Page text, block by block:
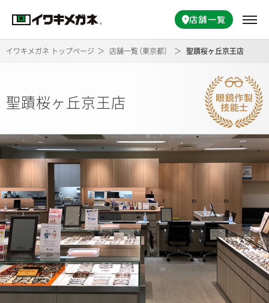
店舗一覧
イワキメガネ トップページ 店舗一覧（東京都） 聖蹟桜ヶ丘京王店
聖蹟桜ヶ丘京王店